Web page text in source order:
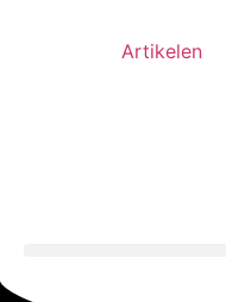
Artikelen